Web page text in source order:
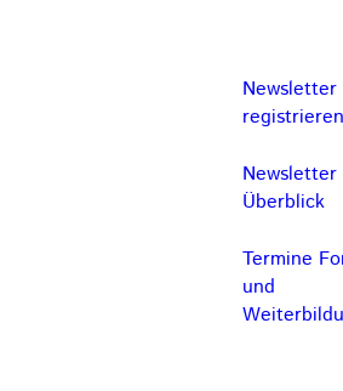
Newsletter
registrieren
Newsletter
Überblick
Termine
und